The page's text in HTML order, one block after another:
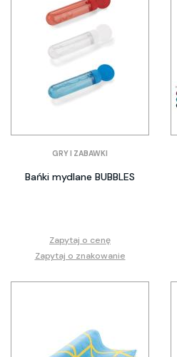
GRY I ZABAWKI
Bańki mydlane BUBBLES
Zapytaj o cenę
Zapytaj o znakowanie